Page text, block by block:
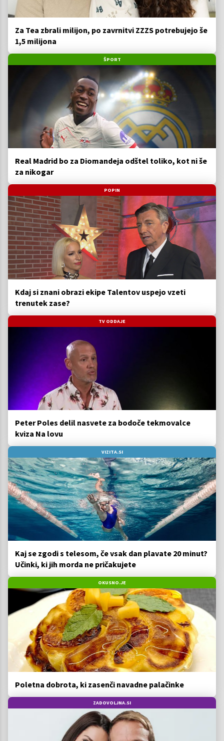
Za Tea zbrali milijon, po zavrnitvi ZZZS potrebujejo še
1,5 milijona
ŠPORT
Real Madrid bo za Diomandeja odštel toliko, kot ni še
za nikogar
POPIN
Kdaj si znani obrazi ekipe Talentov uspejo vzeti
trenutek zase?
TV ODDAJE
Peter Poles delil nasvete za bodoče tekmovalce
kviza Na lovu
VIZITA.SI
Kaj se zgodi s telesom, če vsak dan plavate 20 minut?
Učinki, ki jih morda ne pričakujete
OKUSNO.JE
Poletna dobrota, ki zasenči navadne palačinke
ZADOVOLJNA.SI